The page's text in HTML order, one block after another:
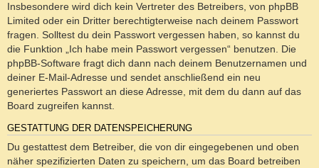
Insbesondere wird dich kein Vertreter des Betreibers, von phpBB
Limited oder ein Dritter berechtigterweise nach deinem Passwort
fragen. Solltest du dein Passwort vergessen haben, so kannst du
die Funktion „Ich habe mein Passwort vergessen“ benutzen. Die
phpBB-Software fragt dich dann nach deinem Benutzernamen und
deiner E-Mail-Adresse und sendet anschließend ein neu
generiertes Passwort an diese Adresse, mit dem du dann auf das
Board zugreifen kannst.
GESTATTUNG DER DATENSPEICHERUNG
Du gestattest dem Betreiber, die von dir eingegebenen und oben
näher spezifizierten Daten zu speichern, um das Board betreiben